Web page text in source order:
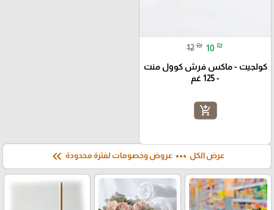
12 ₪ 10 ₪
كولجيت - ماكس فرش كوول منت
- 125 غم
add_shopping_cart
عرض الكل more_horiz عروض وخصومات لفترة محدودة keyboard_double_arrow_left